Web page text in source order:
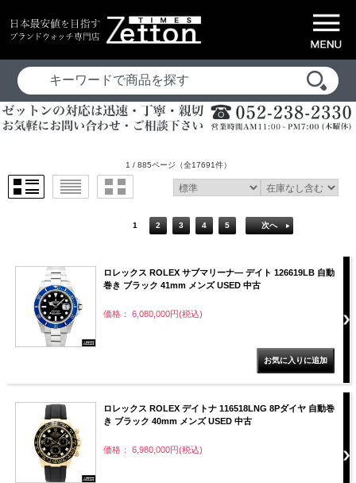
1 / 885ページ （全17691件）
1 2 3 4 5 次へ
ロレックス ROLEX サブマリーナ― デイト 126619LB 自動
巻き ブラック 41mm メンズ USED 中古
価格： 6,080,000円(税込)
ロレックス ROLEX デイトナ 116518LNG 8Pダイヤ 自動巻
き ブラック 40mm メンズ USED 中古
価格： 6,980,000円(税込)